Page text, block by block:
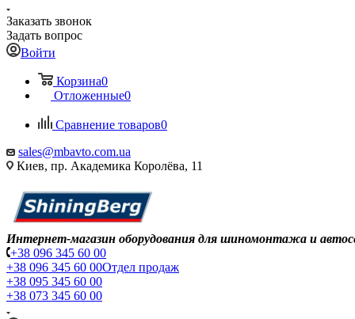
Заказать звонок
Задать вопрос
Войти
Корзина0
Отложенные0
Сравнение товаров0
sales@mbavto.com.ua
Киев, пр. Академика Королёва, 11
Интернет-магазин оборудования для шиномонтажа и
+38 096 345 60 00
+38 096 345 60 00Отдел продаж
+38 095 345 60 00
+38 073 345 60 00